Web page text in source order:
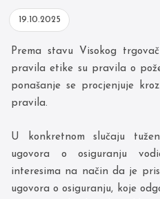
19.10.2025
Prema stavu Visokog
pravila etike su pravila o
ponašanje se procjenjuje
pravila.
U konkretnom slučaju
ugovora o osiguranju
interesima na način da je
ugovora o osiguranju, koje